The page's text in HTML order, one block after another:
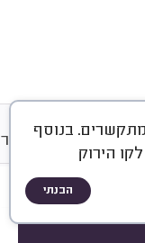
בנוסף
הירוק
הבנתי
ממוצע